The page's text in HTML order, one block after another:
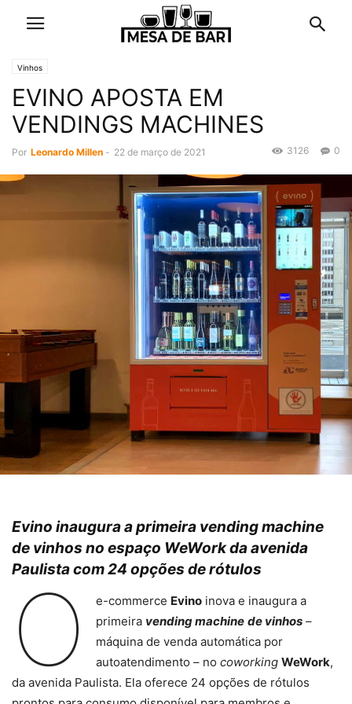
Vinhos
EVINO APOSTA EM
VENDINGS MACHINES
Por Leonardo Millen - 22 de março de 2021 0
3126
Evino inaugura a primeira vending machine
de vinhos no espaço WeWork da avenida
Paulista com 24 opções de rótulos
O e-commerce Evinoinova e inaugura a
primeira vending machine de vinhos–
máquina de venda automática por
autoatendimento – no coworking WeWork,
da avenida Paulista. Ela oferece 24 opções de rótulos